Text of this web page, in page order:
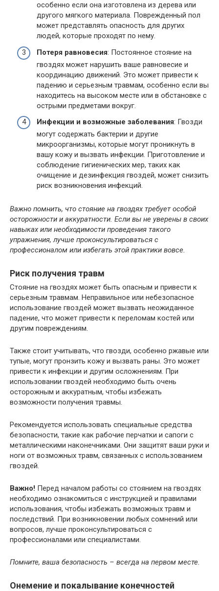
особенно если она изготовлена из дерева или
другого мягкого материала. Поврежденный пол
может представлять опасность для других
людей, которые проходят по нему.
Потеря равновесия: Постоянное стояние на
гвоздях может нарушить ваше равновесие и
координацию движений. Это может привести к
падению и серьезным травмам, особенно если вы
находитесь на высоком месте или в обстановке с
острыми предметами вокруг.
Инфекции и возможные заболевания: Гвозди
могут содержать бактерии и другие
микроорганизмы, которые могут проникнуть в
вашу кожу и вызвать инфекции. Приготовление и
соблюдение гигиенических мер, таких как
очищение и дезинфекция гвоздей, может снизить
риск возникновения инфекций.
Важно помнить, что стояние на гвоздях требует особой
осторожности и аккуратности. Если вы не уверены в своих
навыках или необходимости проведения такого
упражнения, лучше проконсультироваться с
профессионалом или избегать этой практики вовсе.
Риск получения травм
Стояние на гвоздях может быть опасным и привести к
серьезным травмам. Неправильное или небезопасное
использование гвоздей может вызвать неожиданное
падение, что может привести к переломам костей или
другим повреждениям.
Также стоит учитывать, что гвозди, особенно ржавые или
тупые, могут пронзить кожу и вызвать раны. Это может
привести к инфекции и другим осложнениям. При
использовании гвоздей необходимо быть очень
осторожным и аккуратным, чтобы избежать
возможности получения травмы.
Рекомендуется использовать специальные средства
безопасности, такие как рабочие перчатки и сапоги с
металлическими наконечниками. Они защитят ваши руки и
ноги от возможных травм, связанных с использованием
гвоздей.
Важно! Перед началом работы со стоянием на гвоздях
необходимо ознакомиться с инструкцией и правилами
использования, чтобы избежать возможных травм и
последствий. При возникновении любых сомнений или
вопросов, лучше проконсультироваться с
профессионалами или специалистами.
Помните, ваша безопасность – всегда на первом месте.
Онемение и покалывание конечностей